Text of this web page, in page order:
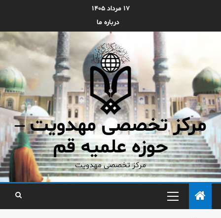
۱۷ مرداد ۱۴۰۵
درباره ما
مرکز تخصصی مهدویت –
حوزه علمیه قم
مرکز تخصصی مهدویت